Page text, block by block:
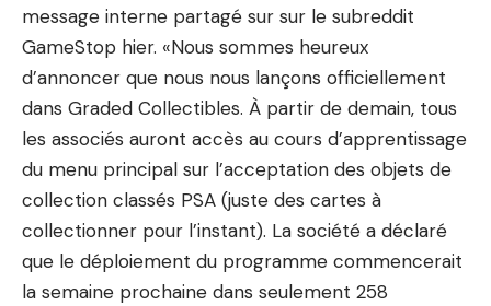
message interne partagé sur sur le subreddit
GameStop hier. «Nous sommes heureux
d’annoncer que nous nous lançons officiellement
dans Graded Collectibles. À partir de demain, tous
les associés auront accès au cours d’apprentissage
du menu principal sur l’acceptation des objets de
collection classés PSA (juste des cartes à
collectionner pour l’instant). La société a déclaré
que le déploiement du programme commencerait
la semaine prochaine dans seulement 258